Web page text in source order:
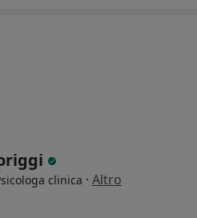
clinica · Altro